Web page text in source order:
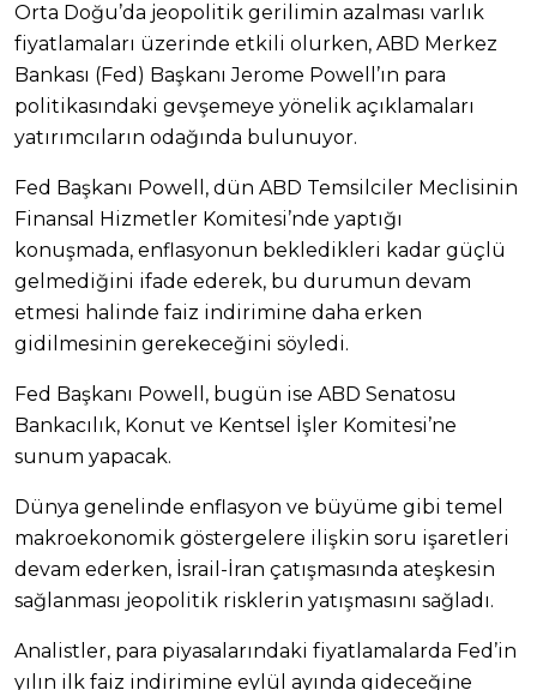
Orta Doğu’da jeopolitik gerilimin azalması varlık
fiyatlamaları üzerinde etkili olurken, ABD Merkez
Bankası (Fed) Başkanı Jerome Powell’ın para
politikasındaki gevşemeye yönelik açıklamaları
yatırımcıların odağında bulunuyor.
Fed Başkanı Powell, dün ABD Temsilciler Meclisinin
Finansal Hizmetler Komitesi’nde yaptığı
konuşmada, enflasyonun bekledikleri kadar güçlü
gelmediğini ifade ederek, bu durumun devam
etmesi halinde faiz indirimine daha erken
gidilmesinin gerekeceğini söyledi.
Fed Başkanı Powell, bugün ise ABD Senatosu
Bankacılık, Konut ve Kentsel İşler Komitesi’ne
sunum yapacak.
Dünya genelinde enflasyon ve büyüme gibi temel
makroekonomik göstergelere ilişkin soru işaretleri
devam ederken, İsrail-İran çatışmasında ateşkesin
sağlanması jeopolitik risklerin yatışmasını sağladı.
Analistler, para piyasalarındaki fiyatlamalarda Fed’in
yılın ilk faiz indirimine eylül ayında gideceğine